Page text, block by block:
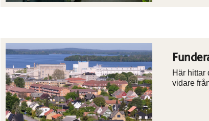
Här hittar
vidare